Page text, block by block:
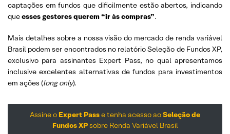
captações em fundos que dificilmente estão abertos, indicando
queesses gestores querem “ir às compras”.
Mais detalhes sobre a nossa visão do mercado de renda variável
Brasil podem ser encontrados no relatório Seleção de Fundos XP,
exclusivo para assinantes Expert Pass, no qual apresentamos
inclusive excelentes alternativas de fundos para investimentos
em ações (long only).
Assine o Expert Passe tenha acesso aoSeleção de
Fundos XPsobre Renda Variável Brasil